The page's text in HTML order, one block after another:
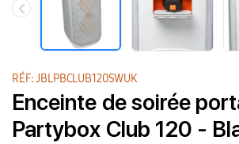
RÉF: JBLPBCLUB120SWUK
Enceinte de soirée
Partybox Club 120 -